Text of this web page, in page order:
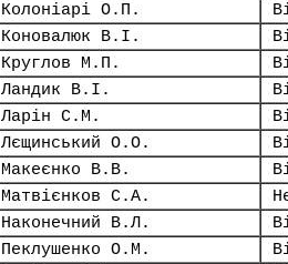
Колоніарі О.П.
Коновалюк В.І.
Круглов М.П.
Ландик В.І.
Ларін С.М.
Лєщинський О.О.
Макеєнко В.В.
Матвієнков С.А.
Наконечний В.Л.
Пеклушенко О.М.